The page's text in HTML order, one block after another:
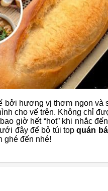
bởi hương vị thơm ngon và
cho vế trên. Không chỉ
giờ hết “hot” khi nhắc
đây để bỏ túi topquán
ghé đến nhé!